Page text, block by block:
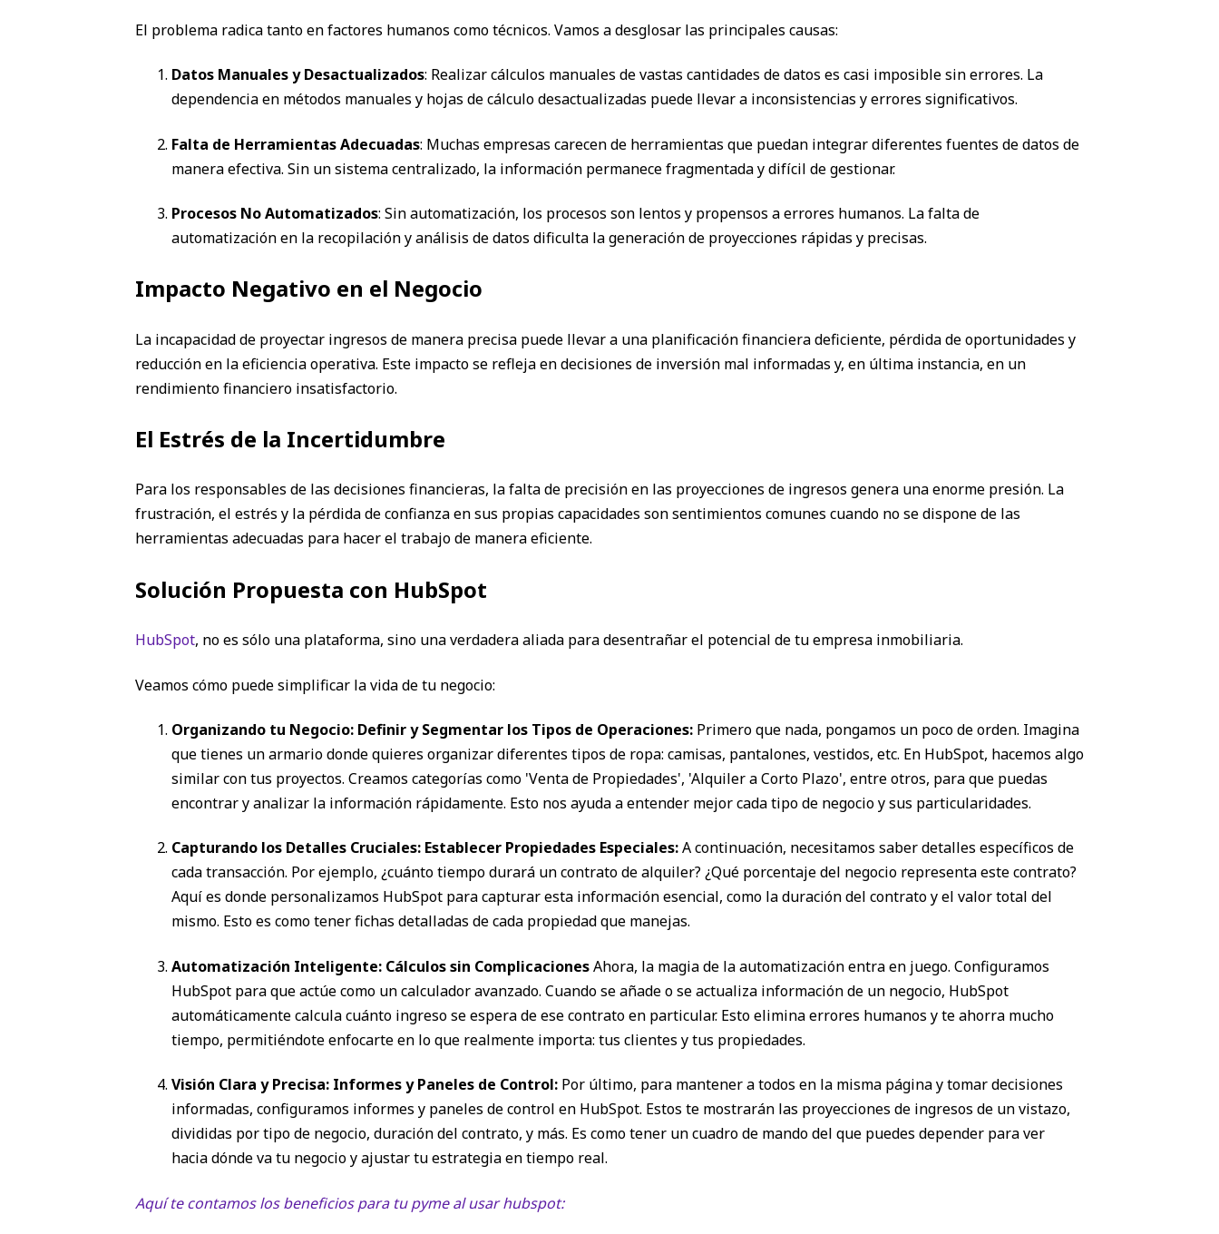
El problema radica tanto en factores humanos como técnicos. Vamos a desglosar las principales causas:
Datos Manuales y Desactualizados: Realizar cálculos manuales de vastas cantidades de datos es casi imposible sin errores. La
dependencia en métodos manuales y hojas de cálculo desactualizadas puede llevar a inconsistencias y errores significativos.
Falta de Herramientas Adecuadas: Muchas empresas carecen de herramientas que puedan integrar diferentes fuentes de datos de
manera efectiva. Sin un sistema centralizado, la información permanece fragmentada y difícil de gestionar.
Procesos No Automatizados: Sin automatización, los procesos son lentos y propensos a errores humanos. La falta de
automatización en la recopilación y análisis de datos dificulta la generación de proyecciones rápidas y precisas.
Impacto Negativo en el Negocio
La incapacidad de proyectar ingresos de manera precisa puede llevar a una planificación financiera deficiente, pérdida de oportunidades y
reducción en la eficiencia operativa. Este impacto se refleja en decisiones de inversión mal informadas y, en última instancia, en un
rendimiento financiero insatisfactorio.
El Estrés de la Incertidumbre
Para los responsables de las decisiones financieras, la falta de precisión en las proyecciones de ingresos genera una enorme presión. La
frustración, el estrés y la pérdida de confianza en sus propias capacidades son sentimientos comunes cuando no se dispone de las
herramientas adecuadas para hacer el trabajo de manera eficiente.
Solución Propuesta con HubSpot
HubSpot, no es sólo una plataforma, sino una verdadera aliada para desentrañar el potencial de tu empresa inmobiliaria.
Veamos cómo puede simplificar la vida de tu negocio:
Organizando tu Negocio: Definir y Segmentar los Tipos de Operaciones: Primero que nada, pongamos un poco de orden. Imagina
que tienes un armario donde quieres organizar diferentes tipos de ropa: camisas, pantalones, vestidos, etc. En HubSpot, hacemos algo
similar con tus proyectos. Creamos categorías como 'Venta de Propiedades', 'Alquiler a Corto Plazo', entre otros, para que puedas
encontrar y analizar la información rápidamente. Esto nos ayuda a entender mejor cada tipo de negocio y sus particularidades.
Capturando los Detalles Cruciales: Establecer Propiedades Especiales:A continuación, necesitamos saber detalles específicos de
cada transacción. Por ejemplo, ¿cuánto tiempo durará un contrato de alquiler? ¿Qué porcentaje del negocio representa este contrato?
Aquí es donde personalizamos HubSpot para capturar esta información esencial, como la duración del contrato y el valor total del
mismo. Esto es como tener fichas detalladas de cada propiedad que manejas.
Automatización Inteligente: Cálculos sin ComplicacionesAhora, la magia de la automatización entra en juego. Configuramos
HubSpot para que actúe como un calculador avanzado. Cuando se añade o se actualiza información de un negocio, HubSpot
automáticamente calcula cuánto ingreso se espera de ese contrato en particular. Esto elimina errores humanos y te ahorra mucho
tiempo, permitiéndote enfocarte en lo que realmente importa: tus clientes y tus propiedades.
Visión Clara y Precisa: Informes y Paneles de Control: Por último, para mantener a todos en la misma página y tomar decisiones
informadas, configuramos informes y paneles de control en HubSpot. Estos te mostrarán las proyecciones de ingresos de un vistazo,
divididas por tipo de negocio, duración del contrato, y más. Es como tener un cuadro de mando del que puedes depender para ver
hacia dónde va tu negocio y ajustar tu estrategia en tiempo real.
Aquí te contamos los beneficios para tu pyme al usar hubspot: